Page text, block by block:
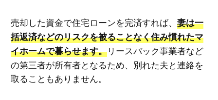
売却した資金で住宅ローンを完済すれば、 妻は一
括返済などのリスクを被ることなく住み慣れたマ
イホームで暮らせます。リースバック事業者など
の第三者が所有者となるため、別れた夫と連絡を
取ることもありません。